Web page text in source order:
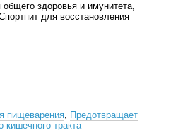
здоровья и имунитета,
для восстановления
пищеварения, Предотвращает
тракта